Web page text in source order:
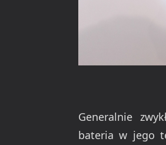
Generalnie
bateria w jego